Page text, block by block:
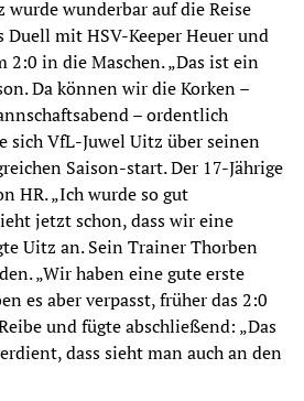
wurde wunderbar auf die Reise
Duell mit HSV-Keeper Heuer und
2:0 in die Maschen. „Das ist ein
Da können wir die Korken –
– ordentlich
sich VfL-Juwel Uitz über seinen
Saison-start. Der 17-Jährige
HR. „Ich wurde so gut
jetzt schon, dass wir eine
Uitz an. Sein Trainer Thorben
„Wir haben eine gute erste
es aber verpasst, früher das 2:0
und fügte abschließend: „Das
dass sieht man auch an den